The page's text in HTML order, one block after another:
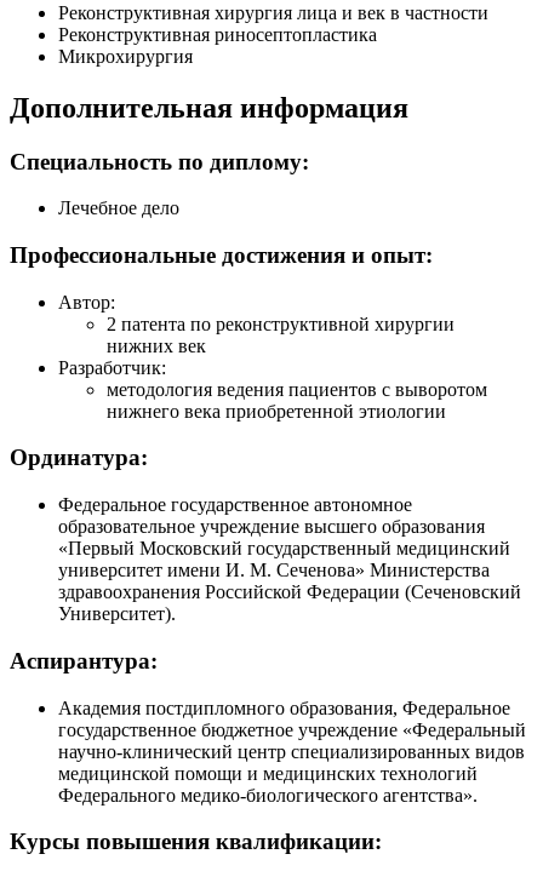
Реконструктивная хирургия лица и век в частности
Реконструктивная риносептопластика
Микрохирургия
Дополнительная информация
Специальность по диплому:
Лечебное дело
Профессиональные достижения и опыт:
Автор:
2 патента по реконструктивной хирургии
нижних век
Разработчик:
методология ведения пациентов с выворотом
нижнего века приобретенной этиологии
Ординатура:
Федеральное государственное автономное
образовательное учреждение высшего образования
«Первый Московский государственный медицинский
университет имени И. М. Сеченова» Министерства
здравоохранения Российской Федерации (Сеченовский
Университет).
Аспирантура:
Академия постдипломного образования, Федеральное
государственное бюджетное учреждение «Федеральный
научно-клинический центр специализированных видов
медицинской помощи и медицинских технологий
Федерального медико-биологического агентства».
Курсы повышения квалификации: